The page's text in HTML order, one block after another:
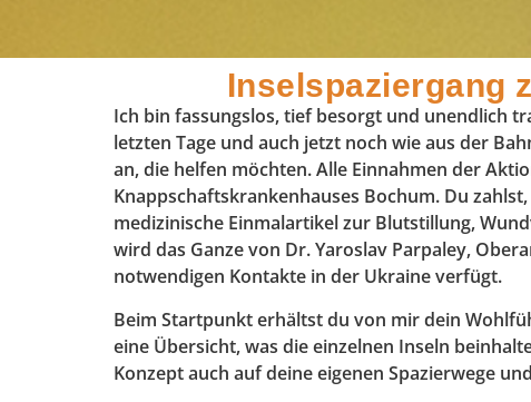
Inselspaziergang
Ich bin fassungslos, tief besorgt und unendlich
letzten Tage und auch jetzt noch wie aus der
an, die helfen möchten. Alle Einnahmen der
Knappschaftskrankenhauses Bochum. Du
medizinische Einmalartikel zur Blutstillung,
wird das Ganze von Dr. Yaroslav Parpaley,
notwendigen Kontakte in der Ukraine verfügt.
Beim Startpunkt erhältst du von mir dein
eine Übersicht, was die einzelnen Inseln
Konzept auch auf deine eigenen Spazierwege